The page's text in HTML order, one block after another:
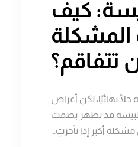
كيف
تتفاقم؟
حلًا نهائيًا، لكن أعراض
قد تظهر بصمت
أكبر إذا تأخرتِ…